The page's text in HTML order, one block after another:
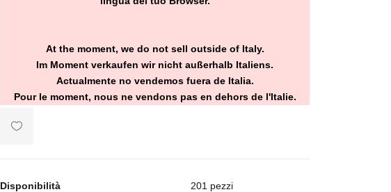
At the moment, we do not sell outside of Italy.
Im Moment verkaufen wir nicht außerhalb Italiens.
Actualmente no vendemos fuera de Italia.
Pour le moment, nous ne vendons pas en dehors de l'Italie.
Disponibilità 201 pezzi